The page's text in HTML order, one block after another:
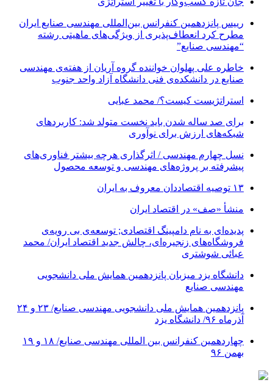
رییس پانزدهمین کنفرانس بین‌المللی مهندسی صنایع ایران
مطرح کرد انعطاف‌پذیری از ویژگی‌های ماهیتی رشته
“مهندسی صنایع”
خاطره علی پهلوان خواننده گروه آریان از هفته‌ی مهندسی
صنایع در دانشکده‌ی فنی دانشگاه آزاد واحد جنوب
استراتژیست کیست؟‬/ محمد عبایی
برای صد ساله شدن باید نخست متولد شد: کاربردهای
شبکه‌های ارزش برای نوآوری
نسل چهارم مهندسی / اثرگذاری هرچه بیشتر فناوری‌های
پیشرفته بر پروژه‌های مهندسی و توسعه محصول
۱۳ توصیه اقتصاددان معروف به ایران
منشأ «صف» در اقتصاد ایران
پدیده‌ای به نام دامپینگ اقتصادی; توسعه‌ی بی رویه‌ی
فروشگاه‌های زنجیره‌ای، چالش جدید اقتصاد ایران/ محمد
عبائی شوشتری
دانشگاه یزد میزبان پانزدهمین همایش ملی دانشجویی
مهندسی صنایع
پانزدهمین همایش ملی دانشجویی مهندسی صنایع/ ۲۳ و ۲۴
آذرماه ۹۶/ دانشگاه یزد
چهاردهمین کنفرانس بین المللی مهندسی صنایع/ ۱۸ و ۱۹
بهمن ۹۶